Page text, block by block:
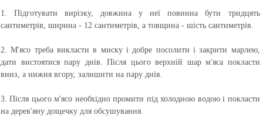
1. Підготувати вирізку, довжина у неї повинна бути тридцять
сантиметрів, ширина - 12 сантиметрів, а товщина - шість сантиметрів.
2. М'ясо треба викласти в миску і добре посолити і закрити марлею,
дати вистоятися пару днів. Після цього верхній шар м'яса покласти
вниз, а нижня вгору, залишити на пару днів.
3. Після цього м'ясо необхідно промити під холодною водою і покласти
на дерев'яну дощечку для обсушування.